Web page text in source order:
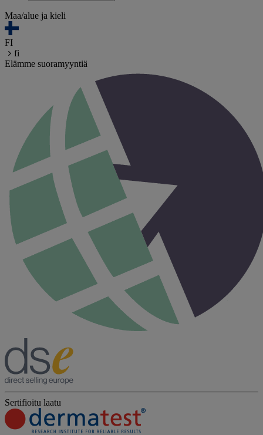
Maa/alue ja kieli
FI
fi
Elämme suoramyyntiä
Sertifioitu laatu